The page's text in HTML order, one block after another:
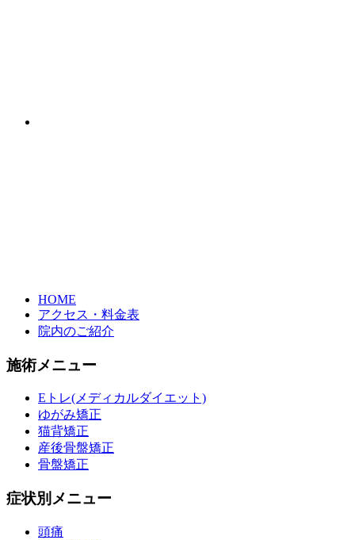
HOME
アクセス・料金表
院内のご紹介
施術メニュー
Eトレ(メディカルダイエット)
ゆがみ矯正
猫背矯正
産後骨盤矯正
骨盤矯正
症状別メニュー
頭痛